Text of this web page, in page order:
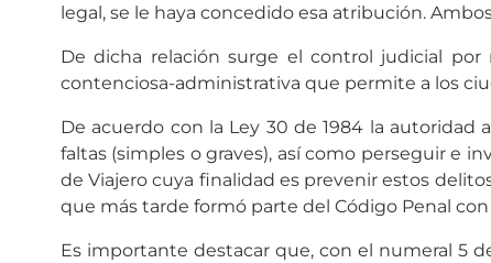
legal, se le haya concedido esa atribución.
De dicha relación surge el control judicial
contenciosa-administrativa que permite a los
De acuerdo con la Ley 30 de 1984 la
faltas (simples o graves), así como perseguir e
de Viajero cuya finalidad es prevenir estos
que más tarde formó parte del Código Penal con
Es importante destacar que, con el numeral 5